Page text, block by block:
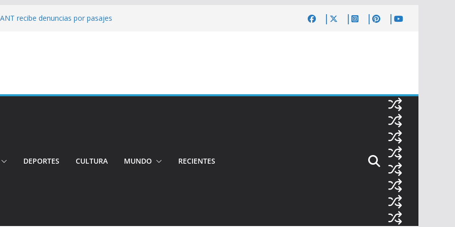
recibe denuncias por pasajes
Dos jóvenes quiteños desaparecen
irregulares fueron detectados en el
DEPORTES CULTURA MUNDO RECIENTES